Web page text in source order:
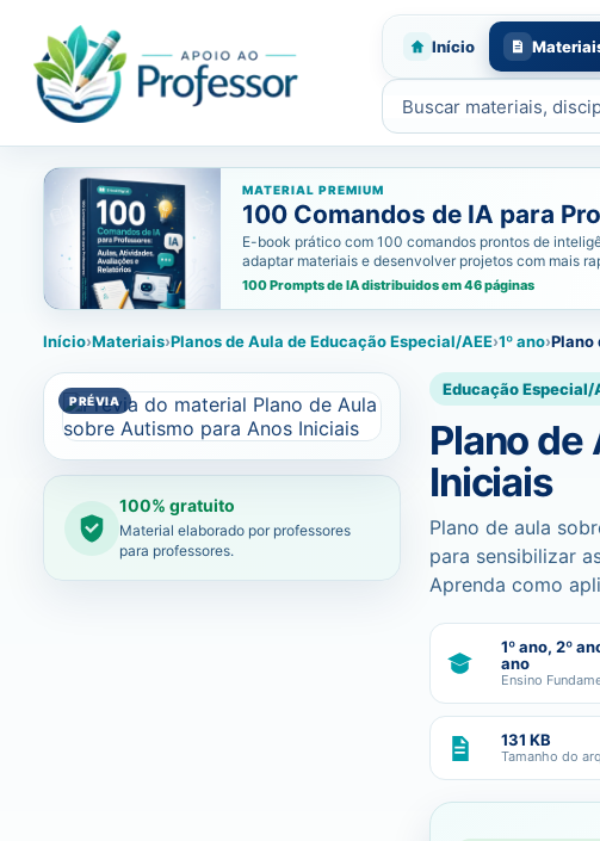
Início
Buscar materiais
MATERIAL PREMIUM
100 Comandos de IA para
E-book prático com 100 comandos prontos de
adaptar materiais e desenvolver projetos com mais
100 Prompts de IA distribuidos em 46 páginas
Início›Materiais›Planos de Aula de Educação Especial/AEE›1º ano›Plano
100% gratuito
Material elaborado por professores
para professores.
Educação Especial/
Plano de
Iniciais
Plano de aula
para sensibilizar
Aprenda como
1º ano, 2º
ano
Ensino
131 KB
Tamanho do